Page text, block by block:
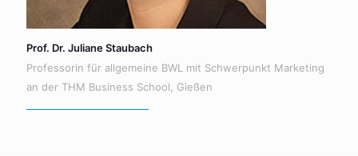
Prof. Dr. Juliane Staubach
Professorin für allgemeine BWL mit Schwerpunkt Marketing
an der THM Business School, Gießen